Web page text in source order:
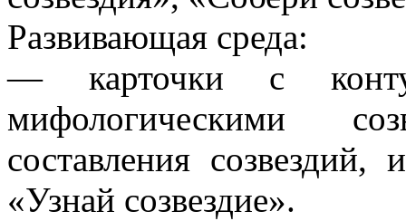
Развивающая среда:
— карточки с
мифологическими
составления
«Узнай созвездие».